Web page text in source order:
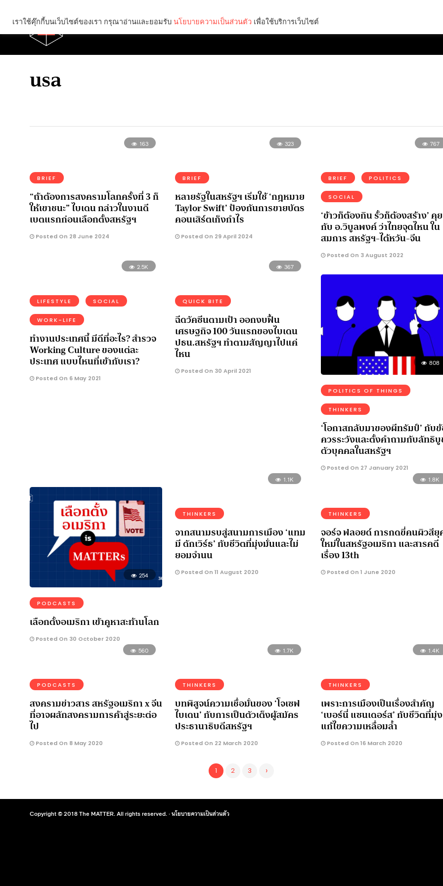
usa
163
BRIEF
“ถ้าต้องการสงครามโลกครั้งที่ 3 ก็
ให้เขาชนะ” ไบเดน กล่าวในงานดี
เบตแรกก่อนเลือกตั้งสหรัฐฯ
Posted On 28 June 2024
323
BRIEF
หลายรัฐในสหรัฐฯ เริ่มใช้ ‘กฎหมาย
Taylor Swift’ ป้องกันการขายบัตร
คอนเสิร์ตเก็งกำไร
Posted On 29 April 2024
767
BRIEF POLITICS
SOCIAL
‘ข้าวก็ต้องกิน รั้วก็ต้องสร้าง’ คุย
กับ อ.วิบูลพงค์ ว่าไทยจุดไหน ใน
สมการ สหรัฐฯ-ไต้หวัน-จีน
Posted On 3 August 2022
2.5K
LIFESTYLE SOCIAL
WORK-LIFE
ทำงานประเทศนี้ มีดีที่อะไร? สำรวจ
Working Culture ของแต่ละ
ประเทศ แบบไหนที่เข้ากับเรา?
Posted On 6 May 2021
367
QUICK BITE
ฉีดวัคซีนตามเป้า ออกงบฟื้น
เศรษฐกิจ 100 วันแรกของไบเดน
ปธน.สหรัฐฯ ทำตามสัญญาไปแค่
ไหน
Posted On 30 April 2021
808
POLITICS OF THINGS
THINKERS
‘โอกาสกลับมาของผีทรัมป์’ กับ
ควรระวังและตั้งคำถามกับลัทธิบู
ตัวบุคคลในสหรัฐฯ
Posted On 27 January 2021
254
PODCASTS
เลือกตั้งอเมริกา เข้าคูหาสะท้านโลก
Posted On 30 October 2020
1.1K
THINKERS
จากสนามรบสู่สนามการเมือง ‘แทม
มี ดักเวิร์ธ’ กับชีวิตที่มุ่งมั่นและไม่
ยอมจำนน
Posted On 11 August 2020
1.8K
THINKERS
จอร์จ ฟลอยด์ การกดขี่คนผิวสียุ
ใหม่ในสหรัฐอเมริกา และสารคดี
เรื่อง 13th
Posted On 1 June 2020
560
PODCASTS
สงครามข่าวสาร สหรัฐอเมริกา x จีน
ที่อาจผลักสงครามการค้าสู่ระยะต่อ
ไป
Posted On 8 May 2020
1.7K
THINKERS
บทพิสูจน์ความเชื่อมั่นของ ‘โจเซฟ
ไบเดน’ กับการเป็นตัวเต็งผู้สมัคร
ประธานาธิบดีสหรัฐฯ
Posted On 22 March 2020
1.4K
THINKERS
เพราะการเมืองเป็นเรื่องสำคัญ
‘เบอร์นี่ แซนเดอร์ส’ กับชีวิตที่มุ่ง
แก้ไขความเหลื่อมล้ำ
Posted On 16 March 2020
1 2 3 ›
Copyright © 2018 The MATTER. All rights reserved. ·นโยบายความเป็นส่วนตัว
เราใช้คุ๊กกี้บนเว็บไซต์ของเรา กรุณาอ่านและยอมรับ นโยบายความเป็นส่วนตัว เพื่อใช้บริการเว็บไซต์